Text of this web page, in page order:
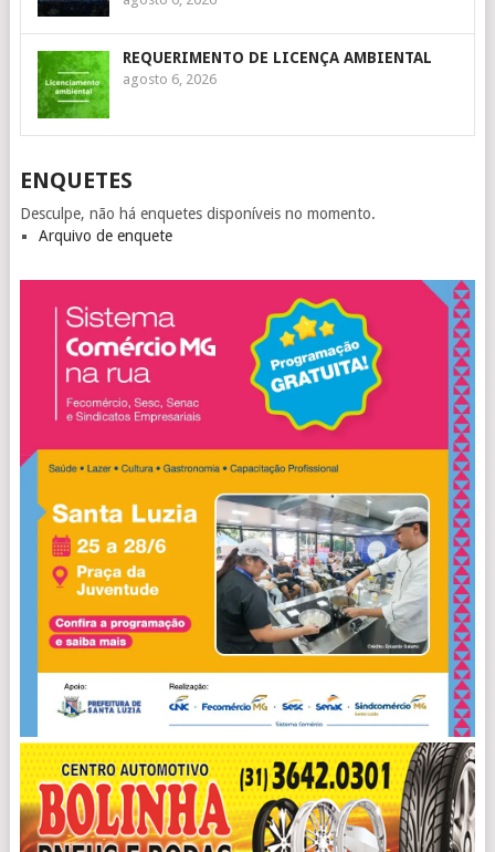
REQUERIMENTO DE LICENÇA AMBIENTAL
agosto 6, 2026
ENQUETES
Desculpe, não há enquetes disponíveis no momento.
Arquivo de enquete